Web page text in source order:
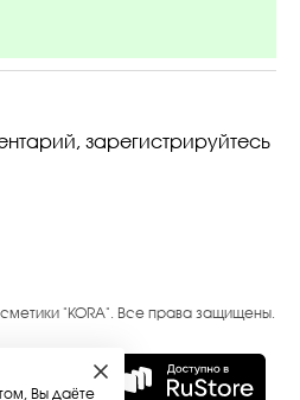
зарегистрируйтесь
"KORA". Все права защищены.
Вы даёте